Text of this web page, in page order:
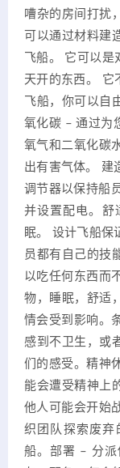
嘈杂的房间打扰
可以通过材料建
飞船。 它可以
天开的东西。 它
飞船，你可以自
氧化碳 – 通过为
氧气和二氧化碳
出有害气体。 建
调节器以保持船
并设置配电。舒
眠。 设计飞船保
员都有自己的技
以吃任何东西而
物，睡眠，舒适
情会受到影响。
感到不卫生，或
们的感受。精神
能会遭受精神上
他人可能会开始
织团队探索废弃
船。部署 – 分派